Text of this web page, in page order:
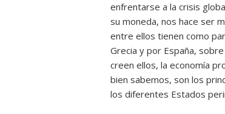
enfrentarse a la crisis
su moneda, nos hace ser
entre ellos tienen como
Grecia y por España,
creen ellos, la economía
bien sabemos, son los
los diferentes Estados